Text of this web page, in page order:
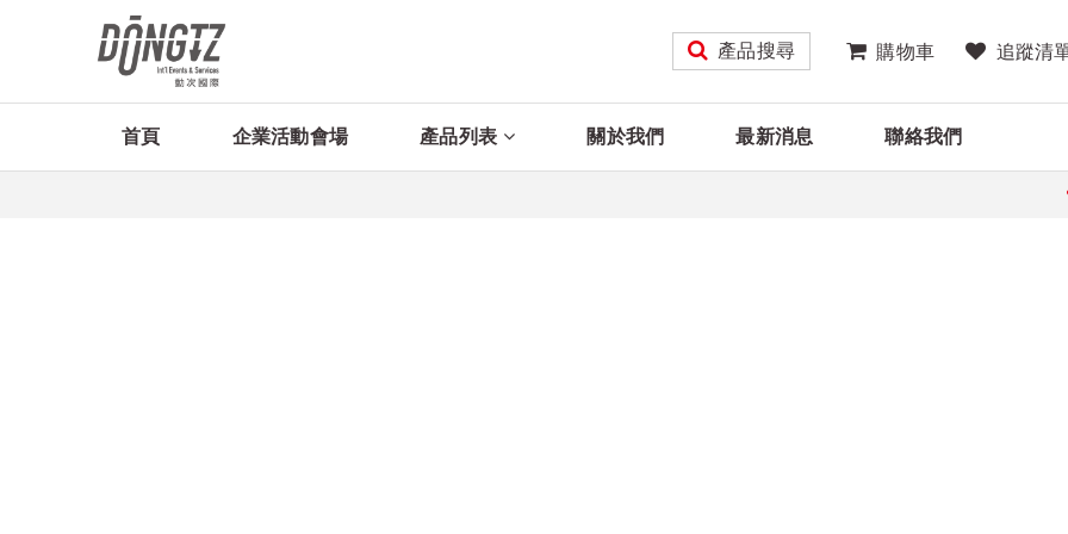
產品搜尋 購物車 追蹤清
首頁 企業活動會場 產品列表 關於我們 最新消息 聯絡我們